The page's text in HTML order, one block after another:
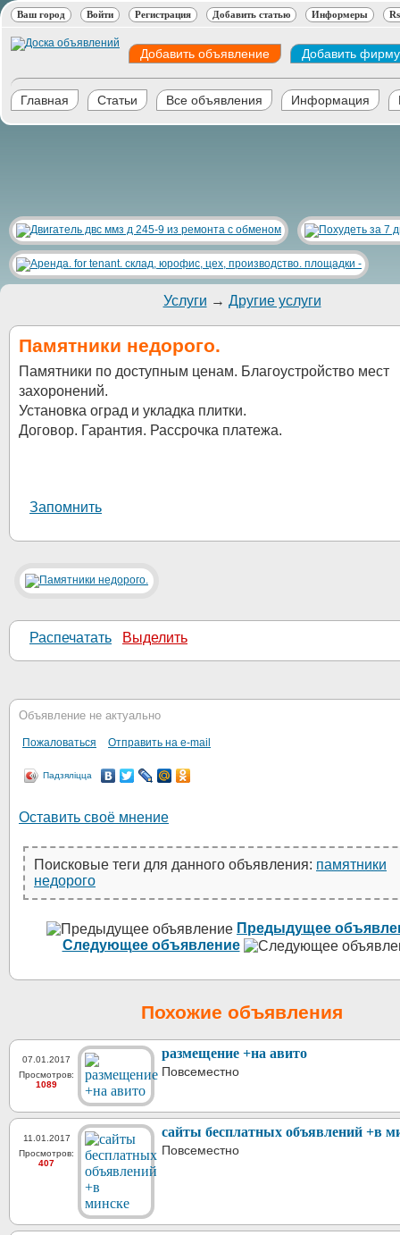
Ваш город Войти Регистрация Добавить статью Информеры
Добавить объявление Добавить фирму
Главная Статьи Все объявления Информация
Услуги → Другие услуги
Памятники недорого.
Памятники по доступным ценам. Благоустройство мест
захоронений.
Установка оград и укладка плитки.
Договор. Гарантия. Рассрочка платежа.
Запомнить
Распечатать Выделить
Объявление не актуально
Пожаловаться Отправить на e-mail
Падзяліцца
Оставить своё мнение
Поисковые теги для данного объявления: памятники
недорого
Предыдущее
Следующее объявление
Похожие объявления
07.01.2017
Просмотров:
1089
размещение +на авито
Повсеместно
11.01.2017
Просмотров:
407
сайты бесплатных объявлений +в
Повсеместно